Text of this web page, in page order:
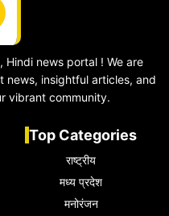
news portal ! We are
insightful articles, and
vibrant community.
Top Categories
राष्ट्रीय
मध्य प्रदेश
मनोरंजन